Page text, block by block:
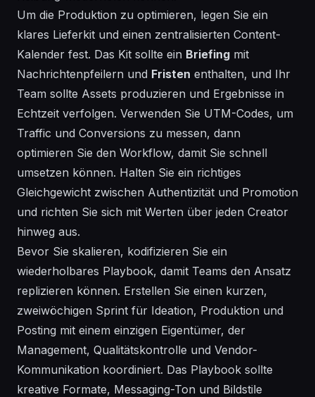
Um die Produktion zu optimieren, legen Sie ein
klares Lieferkit und einen zentralisierten Content-
Kalender fest. Das Kit sollte ein Briefing mit
Nachrichtenpfeilern und Fristen enthalten, und Ihr
Team sollte Assets produzieren und Ergebnisse in
Echtzeit verfolgen. Verwenden Sie UTM-Codes, um
Traffic und Conversions zu messen, dann
optimieren Sie den Workflow, damit Sie schnell
umsetzen können. Halten Sie ein richtiges
Gleichgewicht zwischen Authentizität und Promotion
und richten Sie sich mit Werten über jeden Creator
hinweg aus.
Bevor Sie skalieren, kodifizieren Sie ein
wiederholbares Playbook, damit Teams den Ansatz
replizieren können. Erstellen Sie einen kurzen,
zweiwöchigen Sprint für Ideation, Produktion und
Posting mit einem einzigen Eigentümer, der
Management, Qualitätskontrolle und Vendor-
Kommunikation koordiniert. Das Playbook sollte
kreative Formate, Messaging-Ton und Bildstile